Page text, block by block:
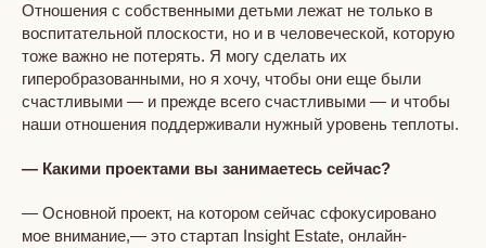
Отношения с собственными детьми лежат не только в
воспитательной плоскости, но и в человеческой, которую
тоже важно не потерять. Я могу сделать их
гиперобразованными, но я хочу, чтобы они еще были
счастливыми — и прежде всего счастливыми — и чтобы
наши отношения поддерживали нужный уровень теплоты.
— Какими проектами вы занимаетесь сейчас?
— Основной проект, на котором сейчас сфокусировано
мое внимание,— это стартап Insight Estate, онлайн-